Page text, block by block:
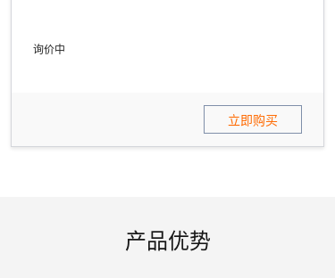
点击立即购买，获取最新价格
立即购买
产品优势